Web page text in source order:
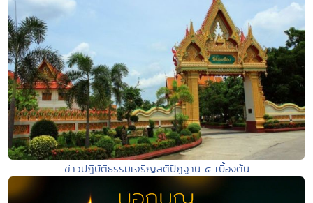
ข่าวปฏิบัติธรรมเจริญสติปัฏฐาน ๔ เบื้องต้น